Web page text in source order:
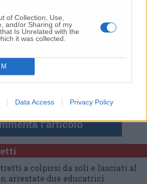
of Collection, Use,
and/or Sharing of my
Is Unrelated with the
it was collected.
Data Access Privacy Policy
presente
l'articolo
a colpirsi da soli e lasciati al
arrestate due educatrici